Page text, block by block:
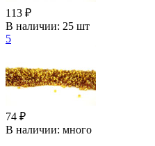
113 ₽
В наличии: 25 шт
5
74 ₽
В наличии: много